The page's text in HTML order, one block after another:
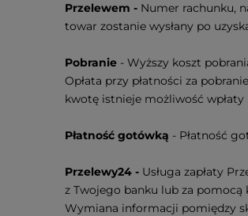
Przelewem - Numer rachunku,
towar zostanie wysłany po
Pobranie - Wyższy koszt
Opłata przy płatności za
kwotę istnieje możliwość
Płatność gotówką - Płatność
Przelewy24 - Usługa zapłaty
z Twojego banku lub za pomocą
Wymiana informacji pomiędzy